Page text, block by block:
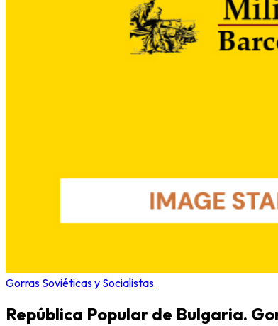
Gorras Soviéticas y Socialistas
República Popular de Bulgaria.